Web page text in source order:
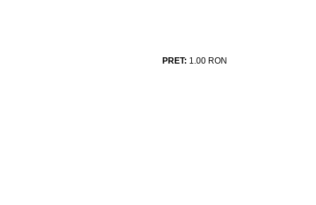
PRET: 1.00 RON